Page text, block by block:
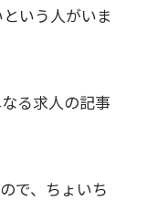
いう人がいま
る求人の記事
で、ちょいち